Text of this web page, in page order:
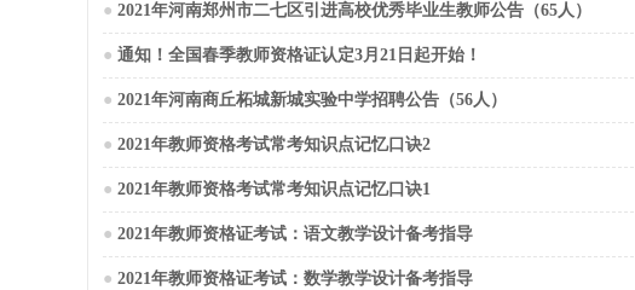
● 2021年河南郑州市二七区引进高校优秀毕业生教师公告（65人）
● 通知！全国春季教师资格证认定3月21日起开始！
● 2021年河南商丘柘城新城实验中学招聘公告（56人）
● 2021年教师资格考试常考知识点记忆口诀2
● 2021年教师资格考试常考知识点记忆口诀1
● 2021年教师资格证考试：语文教学设计备考指导
● 2021年教师资格证考试：数学教学设计备考指导